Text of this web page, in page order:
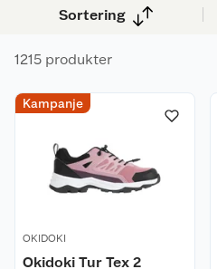
Sortering
1215 produkter
Kampanje
OKIDOKI
Okidoki Tur Tex 2